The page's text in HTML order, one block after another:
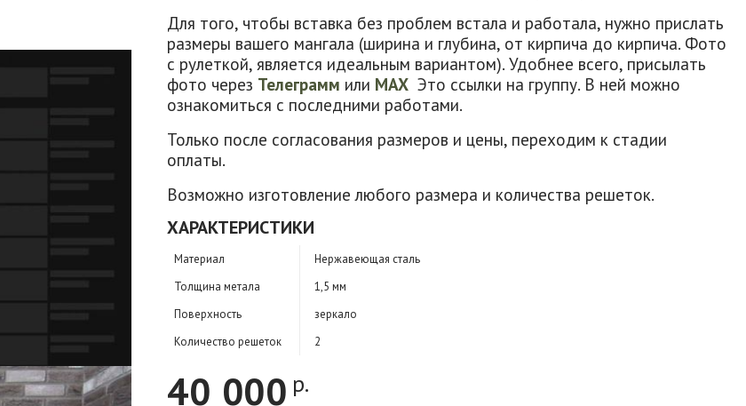
Для того, чтобы вставка без проблем встала и работала, нужно прислать
размеры вашего мангала (ширина и глубина, от кирпича до кирпича. Фото
с рулеткой, является идеальным вариантом). Удобнее всего, присылать
фото через Телеграмм или MAX Это ссылки на группу. В ней можно
ознакомиться с последними работами.
Только после согласования размеров и цены, переходим к стадии
оплаты.
Возможно изготовление любого размера и количества решеток.
ХАРАКТЕРИСТИКИ
Материал
Нержавеющая сталь
Толщина метала
1,5 мм
Поверхность
зеркало
Количество решеток
2
40 000 р.